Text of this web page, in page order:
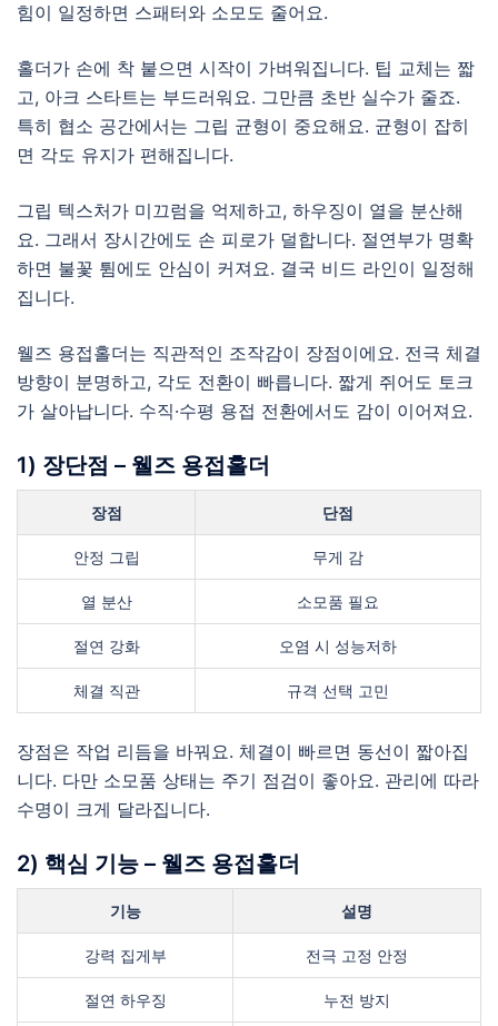
힘이 일정하면 스패터와 소모도 줄어요.
홀더가 손에 착 붙으면 시작이 가벼워집니다. 팁 교체는 짧
고, 아크 스타트는 부드러워요. 그만큼 초반 실수가 줄죠.
특히 협소 공간에서는 그립 균형이 중요해요. 균형이 잡히
면 각도 유지가 편해집니다.
그립 텍스처가 미끄럼을 억제하고, 하우징이 열을 분산해
요. 그래서 장시간에도 손 피로가 덜합니다. 절연부가 명확
하면 불꽃 튐에도 안심이 커져요. 결국 비드 라인이 일정해
집니다.
웰즈 용접홀더는 직관적인 조작감이 장점이에요. 전극 체결
방향이 분명하고, 각도 전환이 빠릅니다. 짧게 쥐어도 토크
가 살아납니다. 수직·수평 용접 전환에서도 감이 이어져요.
1) 장단점 – 웰즈 용접홀더
장점 단점
안정 그립 무게 감
열 분산 소모품 필요
절연 강화 오염 시 성능저하
체결 직관 규격 선택 고민
장점은 작업 리듬을 바꿔요. 체결이 빠르면 동선이 짧아집
니다. 다만 소모품 상태는 주기 점검이 좋아요. 관리에 따라
수명이 크게 달라집니다.
2) 핵심 기능 – 웰즈 용접홀더
기능 설명
강력 집게부 전극 고정 안정
절연 하우징 누전 방지